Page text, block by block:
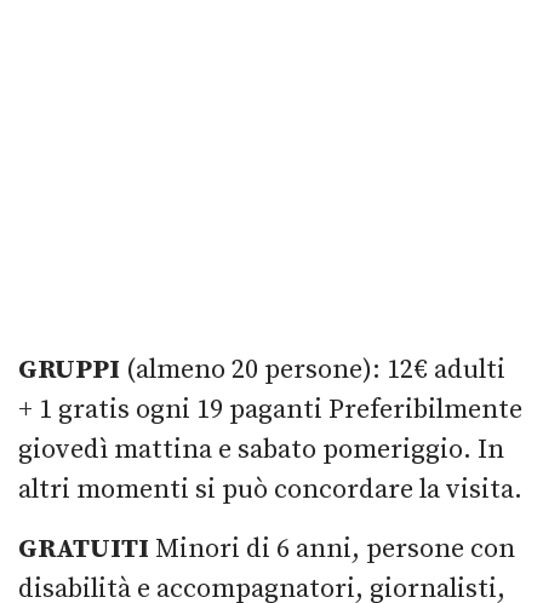
GRUPPI (almeno 20 persone): 12€ adulti
+ 1 gratis ogni 19 paganti Preferibilmente
giovedì mattina e sabato pomeriggio. In
altri momenti si può concordare la visita.
GRATUITI Minori di 6 anni, persone con
disabilità e accompagnatori, giornalisti,